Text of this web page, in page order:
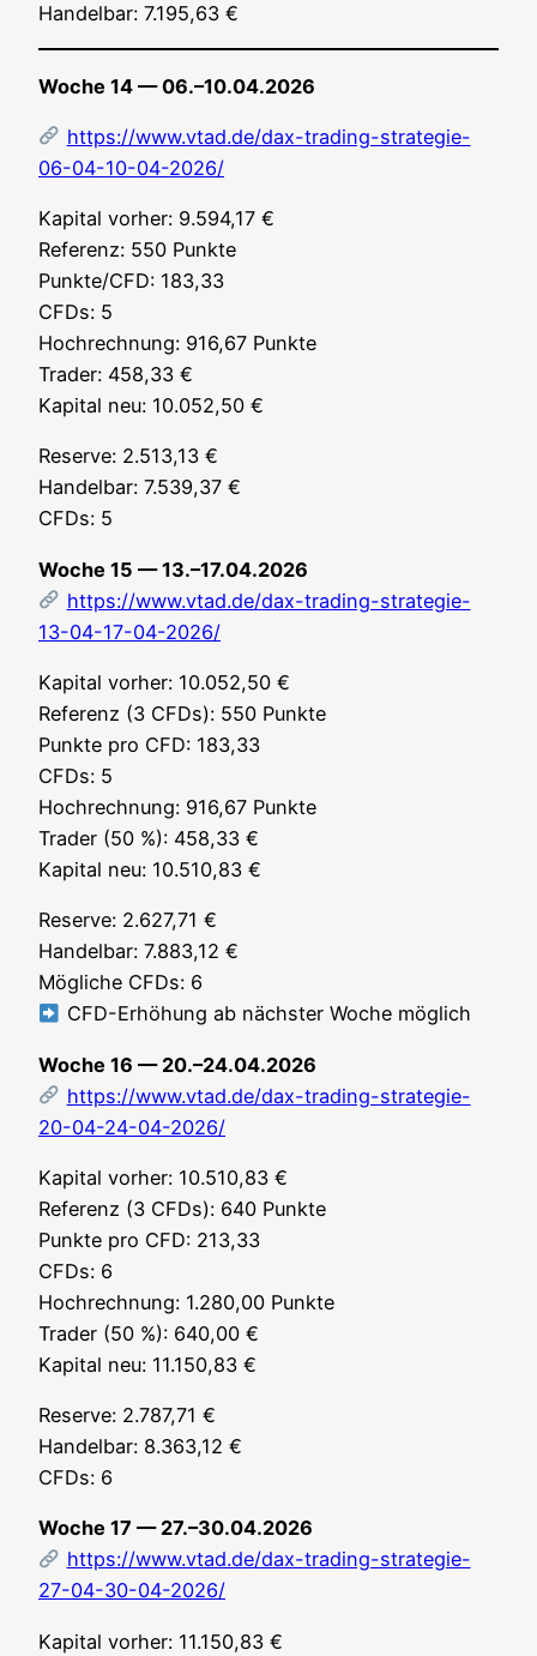
Han­del­bar: 7.195,63 €
Woche 14 — 06.–10.04.2026
https://www.vtad.de/dax-trading-strategie-
06-04-10-04-2026/
Kapi­tal vor­her: 9.594,17 €
Refe­renz: 550 Punk­te
Punkte/CFD: 183,33
CFDs: 5
Hoch­rech­nung: 916,67 Punk­te
Trader: 458,33 €
Kapi­tal neu: 10.052,50 €
Reser­ve: 2.513,13 €
Han­del­bar: 7.539,37 €
CFDs: 5
Woche 15 — 13.–17.04.2026
https://www.vtad.de/dax-trading-strategie-
13-04-17-04-2026/
Kapi­tal vor­her: 10.052,50 €
Refe­renz (3 CFDs): 550 Punk­te
Punk­te pro CFD: 183,33
CFDs: 5
Hoch­rech­nung: 916,67 Punk­te
Trader (50 %): 458,33 €
Kapi­tal neu: 10.510,83 €
Reser­ve: 2.627,71 €
Han­del­bar: 7.883,12 €
Mög­li­che CFDs: 6
CFD-Erhö­hung ab nächs­ter Woche möglich
Woche 16 — 20.–24.04.2026
https://www.vtad.de/dax-trading-strategie-
20-04-24-04-2026/
Kapi­tal vor­her: 10.510,83 €
Refe­renz (3 CFDs): 640 Punk­te
Punk­te pro CFD: 213,33
CFDs: 6
Hoch­rech­nung: 1.280,00 Punk­te
Trader (50 %): 640,00 €
Kapi­tal neu: 11.150,83 €
Reser­ve: 2.787,71 €
Han­del­bar: 8.363,12 €
CFDs: 6
Woche 17 — 27.–30.04.2026
https://www.vtad.de/dax-trading-strategie-
27-04-30-04-2026/
Kapi­tal vor­her: 11.150,83 €